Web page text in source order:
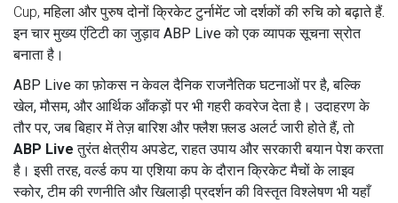
Cup,महिला और पुरुष दोनों क्रिकेट टुर्नामेंट जो दर्शकों की रुचि को बढ़ाते हैं.
इन चार मुख्य एंटिटी का जुड़ाव ABP Live को एक व्यापक सूचना स्रोत
बनाता है।
ABP Live का फ़ोकस न केवल दैनिक राजनैतिक घटनाओं पर है, बल्कि
खेल, मौसम, और आर्थिक आँकड़ों पर भी गहरी कवरेज देता है। उदाहरण के
तौर पर, जब बिहार में तेज़ बारिश और फ्लैश फ़्लड अलर्ट जारी होते हैं, तो
ABP Live तुरंत क्षेत्रीय अपडेट, राहत उपाय और सरकारी बयान पेश करता
है। इसी तरह, वर्ल्ड कप या एशिया कप के दौरान क्रिकेट मैचों के लाइव
स्कोर, टीम की रणनीति और खिलाड़ी प्रदर्शन की विस्तृत विश्लेषण भी यहाँ